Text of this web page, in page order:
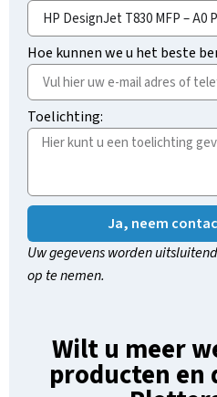
Wilt u meer
producten en
Hoe kunnen we u het beste
Toelichting:
Ja, neem
Uw gegevens worden
op te nemen.